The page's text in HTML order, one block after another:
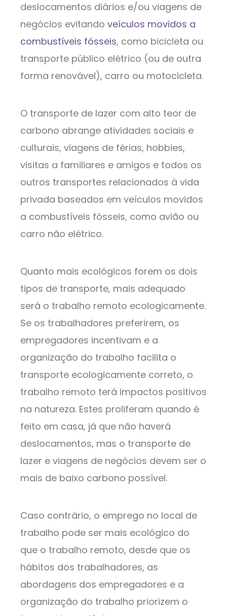
deslocamentos diários e/ou viagens de
negócios evitando veículos movidos a
combustíveis fósseis, como bicicleta ou
transporte público elétrico (ou de outra
forma renovável), carro ou motocicleta.
O transporte de lazer com alto teor de
carbono abrange atividades sociais e
culturais, viagens de férias, hobbies,
visitas a familiares e amigos e todos os
outros transportes relacionados à vida
privada baseados em veículos movidos
a combustíveis fósseis, como avião ou
carro não elétrico.
Quanto mais ecológicos forem os dois
tipos de transporte, mais adequado
será o trabalho remoto ecologicamente.
Se os trabalhadores preferirem, os
empregadores incentivam e a
organização do trabalho facilita o
transporte ecologicamente correto, o
trabalho remoto terá impactos positivos
na natureza. Estes proliferam quando é
feito em casa, já que não haverá
deslocamentos, mas o transporte de
lazer e viagens de negócios devem ser o
mais de baixo carbono possível.
Caso contrário, o emprego no local de
trabalho pode ser mais ecológico do
que o trabalho remoto, desde que os
hábitos dos trabalhadores, as
abordagens dos empregadores e a
organização do trabalho priorizem o